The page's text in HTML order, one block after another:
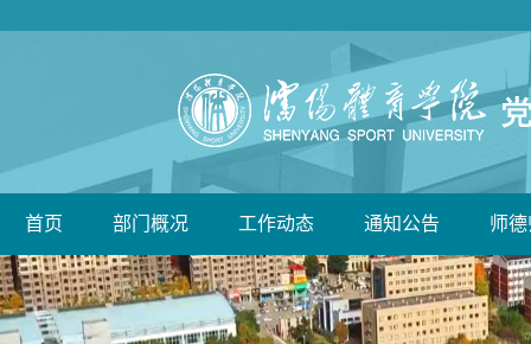
首页 部门概况 工作动态 通知公告 师